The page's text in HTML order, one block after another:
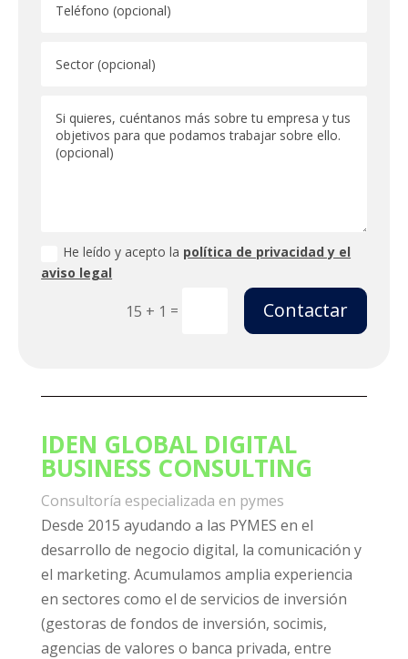
He leído y acepto la política de privacidad y el
aviso legal
15 + 1 = Contactar
IDEN GLOBAL DIGITAL
BUSINESS CONSULTING
Consultoría especializada en pymes
Desde 2015 ayudando a las PYMES en el
desarrollo de negocio digital, la comunicación y
el marketing. Acumulamos amplia experiencia
en sectores como el de servicios de inversión
(gestoras de fondos de inversión, socimis,
agencias de valores o banca privada, entre